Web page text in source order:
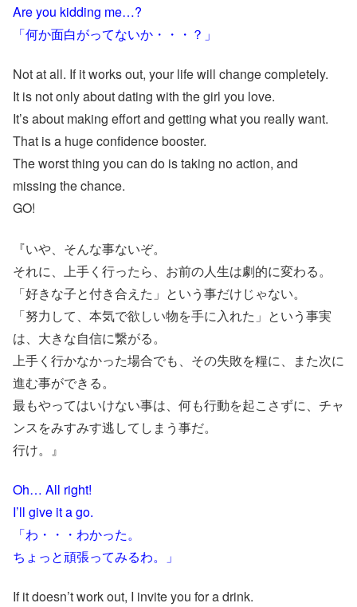
Are you kidding me…?
「何か面白がってないか・・・？」
Not at all. If it works out, your life will change completely.
It is not only about dating with the girl you love.
It’s about making effort and getting what you really want.
That is a huge confidence booster.
The worst thing you can do is taking no action, and
missing the chance.
GO!
『いや、そんな事ないぞ。
それに、上手く行ったら、お前の人生は劇的に変わる。
「好きな子と付き合えた」という事だけじゃない。
「努力して、本気で欲しい物を手に入れた」という事実
は、大きな自信に繋がる。
上手く行かなかった場合でも、その失敗を糧に、また次に
進む事ができる。
最もやってはいけない事は、何も行動を起こさずに、チャ
ンスをみすみす逃してしまう事だ。
行け。』
Oh… All right!
I’ll give it a go.
「わ・・・わかった。
ちょっと頑張ってみるわ。」
If it doesn’t work out, I invite you for a drink.